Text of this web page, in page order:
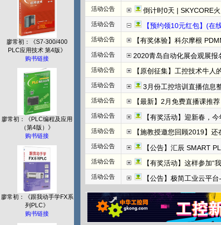
廖常初：《S7-300/400
PLC应用技术 第4版》
购书链接
廖常初：《PLC编程及应用
（第4版）》
购书链接
廖常初：《跟我动手学FX系
列PLC》
购书链接
活动公告 倒计时0天 | SKYCORE火山湖超级工厂全
活动公告 【预约领10元红包】(在线直播)福
活动公告 【有奖体验】科尔摩根
活动公告 2020青岛自动化展会观展报名
活动公告 【原创征集】工控技术牛
活动公告 3月份工控培训直播信息整
活动公告 【最新】2月免费直播课推
活动公告 【有奖活动】迎新春，
活动公告 【施教授邀您回顾2019】
活动公告 【公告】汇辰 SMART
活动公告 【有奖活动】这样参加“
活动公告 【公告】极简工业云平台-